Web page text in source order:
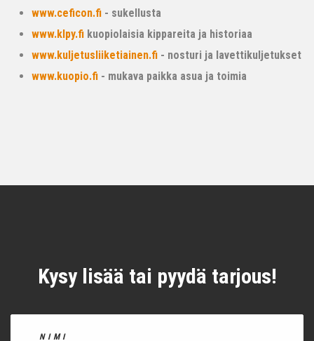
www.ceficon.fi - sukellusta
www.klpy.fi kuopiolaisia kippareita ja historiaa
www.kuljetusliiketiainen.fi - nosturi ja lavettikuljetukset
www.kuopio.fi - mukava paikka asua ja toimia
Kysy lisää tai pyydä tarjous!